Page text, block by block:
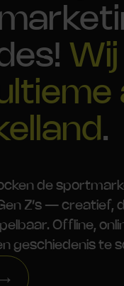
Wij
.
de
Z’s — creatief,
Offline,
geschiedenis te